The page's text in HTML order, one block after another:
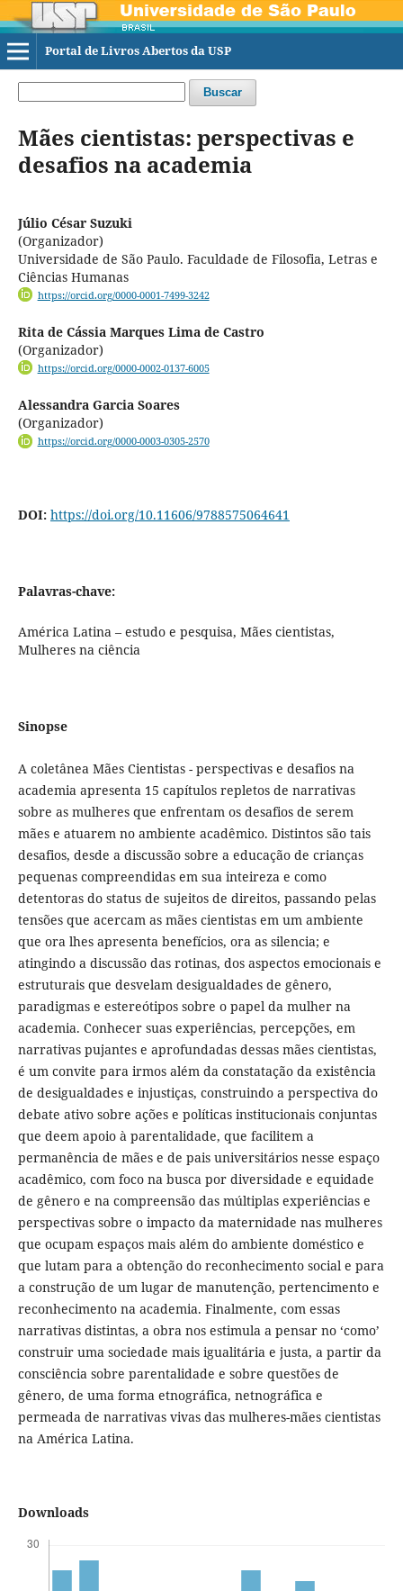
Portal de Livros Abertos da USP
Buscar
Mães cientistas: perspectivas e
desafios na academia
Júlio César Suzuki
(Organizador)
Universidade de São Paulo. Faculdade de Filosofia, Letras e
Ciências Humanas
https://orcid.org/0000-0001-7499-3242
Rita de Cássia Marques Lima de Castro
(Organizador)
https://orcid.org/0000-0002-0137-6005
Alessandra Garcia Soares
(Organizador)
https://orcid.org/0000-0003-0305-2570
DOI: https://doi.org/10.11606/9788575064641
Palavras-chave:
América Latina – estudo e pesquisa, Mães cientistas,
Mulheres na ciência
Sinopse
A coletânea Mães Cientistas - perspectivas e desafios na
academia apresenta 15 capítulos repletos de narrativas
sobre as mulheres que enfrentam os desafios de serem
mães e atuarem no ambiente acadêmico. Distintos são tais
desafios, desde a discussão sobre a educação de crianças
pequenas compreendidas em sua inteireza e como
detentoras do status de sujeitos de direitos, passando pelas
tensões que acercam as mães cientistas em um ambiente
que ora lhes apresenta benefícios, ora as silencia; e
atingindo a discussão das rotinas, dos aspectos emocionais e
estruturais que desvelam desigualdades de gênero,
paradigmas e estereótipos sobre o papel da mulher na
academia. Conhecer suas experiências, percepções, em
narrativas pujantes e aprofundadas dessas mães cientistas,
é um convite para irmos além da constatação da existência
de desigualdades e injustiças, construindo a perspectiva do
debate ativo sobre ações e políticas institucionais conjuntas
que deem apoio à parentalidade, que facilitem a
permanência de mães e de pais universitários nesse espaço
acadêmico, com foco na busca por diversidade e equidade
de gênero e na compreensão das múltiplas experiências e
perspectivas sobre o impacto da maternidade nas mulheres
que ocupam espaços mais além do ambiente doméstico e
que lutam para a obtenção do reconhecimento social e para
a construção de um lugar de manutenção, pertencimento e
reconhecimento na academia. Finalmente, com essas
narrativas distintas, a obra nos estimula a pensar no ‘como’
construir uma sociedade mais igualitária e justa, a partir da
consciência sobre parentalidade e sobre questões de
gênero, de uma forma etnográfica, netnográfica e
permeada de narrativas vivas das mulheres-mães cientistas
na América Latina.
Downloads